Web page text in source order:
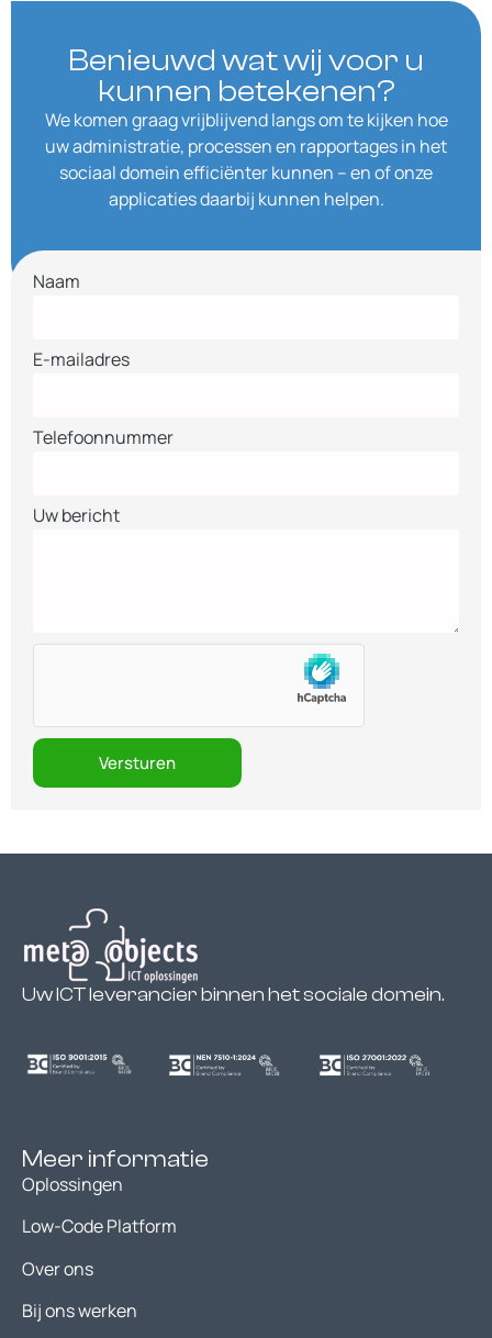
Benieuwd wat wij voor u
kunnen betekenen?
We komen graag vrijblijvend langs om te kijken hoe
uw administratie, processen en rapportages in het
sociaal domein efficiënter kunnen – en of onze
applicaties daarbij kunnen helpen.
Naam
E-mailadres
Telefoonnummer
Uw bericht
Versturen
Uw ICT leverancier binnen het sociale domein.
Meer informatie
Oplossingen
Low-Code Platform
Over ons
Bij ons werken